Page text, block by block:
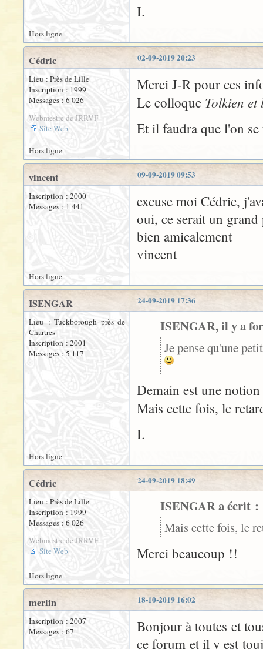
I.
Hors ligne
02-09-2019 20:23
Cédric
Lieu : Près de Lille
Inscription : 1999
Messages : 6 026
Webmestre de JRRVF
Site Web
Merci J-R pour ces
Le colloque Tolkien
Et il faudra que l'on
Hors ligne
09-09-2019 09:53
vincent
Inscription : 2000
Messages : 1 441
excuse moi Cédric,
oui, ce serait un
bien amicalement
vincent
Hors ligne
24-09-2019 17:36
ISENGAR
Lieu : Tuckborough près de
Chartres
Inscription : 2001
Messages : 5 117
ISENGAR, il y a
Je pense qu'une
Demain est une
Mais cette fois, le
I.
Hors ligne
24-09-2019 18:49
Cédric
Lieu : Près de Lille
Inscription : 1999
Messages : 6 026
Webmestre de JRRVF
Site Web
ISENGAR a écrit :
Mais cette fois, le
Merci beaucoup !!
Hors ligne
18-10-2019 16:02
merlin
Inscription : 2007
Messages : 67
Bonjour à toutes et
ce forum et il y est